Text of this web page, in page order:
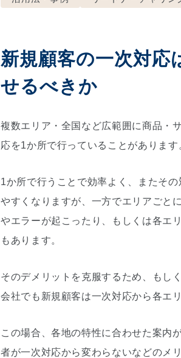
新規顧客の一次対応
せるべきか
複数エリア・全国など広範囲に商品・
応を1か所で行っていることがあります
1か所で行うことで効率よく、またそ
やすくなりますが、一方でエリアごと
やエラーが起こったり、もしくは各エ
もあります。
そのデメリットを克服するため、もし
会社でも新規顧客は一次対応から各エ
この場合、各地の特性に合わせた案内
者が一次対応から変わらないなどのメ